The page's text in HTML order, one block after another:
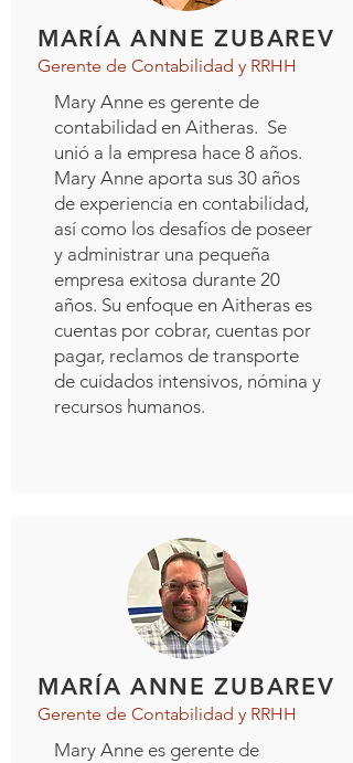
MARÍA ANNE ZUBAREV
Gerente de Contabilidad y RRHH
Mary Anne es gerente de
contabilidad en Aitheras. Se
unió a la empresa hace 8 años.
Mary Anne aporta sus 30 años
de experiencia en contabilidad,
así como los desafíos de poseer
y administrar una pequeña
empresa exitosa durante 20
años. Su enfoque en Aitheras es
cuentas por cobrar, cuentas por
pagar, reclamos de transporte
de cuidados intensivos, nómina y
recursos humanos.
MARÍA ANNE ZUBAREV
Gerente de Contabilidad y RRHH
Mary Anne es gerente de